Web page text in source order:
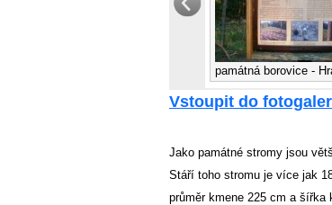
památná borovice -
Vstoupit do
Jako památné stromy jsou
Stáří toho stromu je více jak
průměr kmene 225 cm a